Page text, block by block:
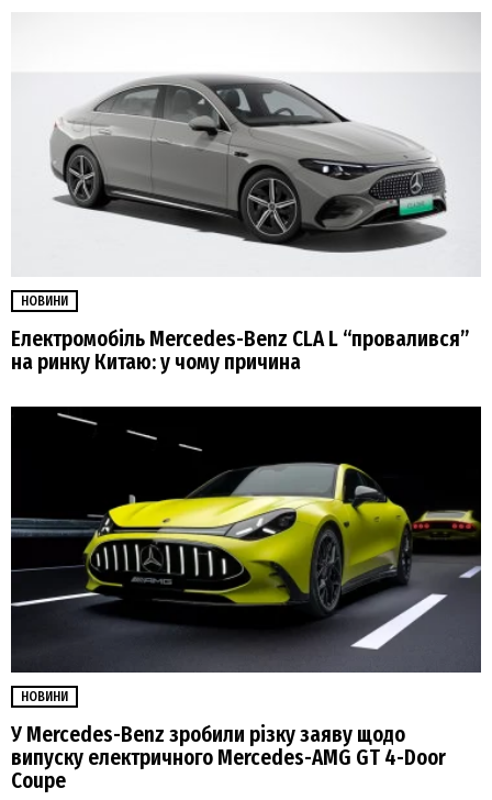
НОВИНИ
Електромобіль Mercedes-Benz CLA L “провалився”
на ринку Китаю: у чому причина
НОВИНИ
У Mercedes-Benz зробили різку заяву щодо
випуску електричного Mercedes-AMG GT 4-Door
Coupe